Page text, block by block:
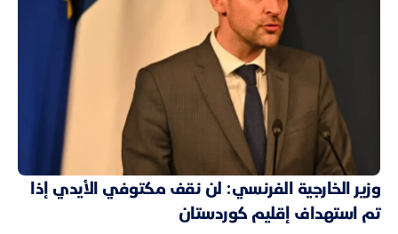
وزير الخارجية الفرنسي: لن نقف مكتوفي الأيدي إذا
تم استهداف إقليم كوردستان